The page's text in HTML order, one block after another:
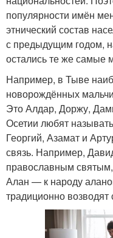
популярности имён
этнический состав
с предыдущим годом,
остались те же самые
Например, в Тыве
новорождённых
Это Алдар, Доржу,
Осетии любят
Георгий, Азамат и
связь. Например,
православным
Алан — к народу
традиционно